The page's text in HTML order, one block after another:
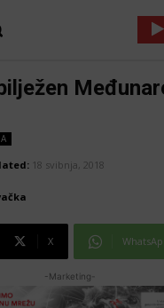
18 svibnja, 2018
X
-Marketing-